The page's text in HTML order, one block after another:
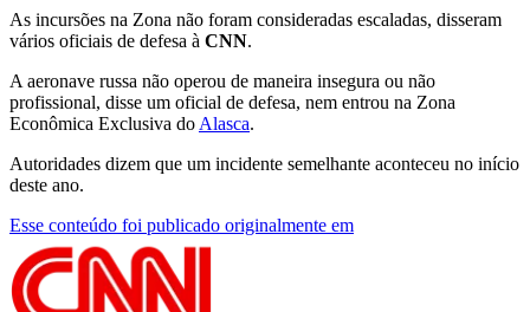
As incursões na Zona não foram consideradas escaladas, disseram
vários oficiais de defesa à CNN.
A aeronave russa não operou de maneira insegura ou não
profissional, disse um oficial de defesa, nem entrou na Zona
Econômica Exclusiva do Alasca.
Autoridades dizem que um incidente semelhante aconteceu no início
deste ano.
Esse conteúdo foi publicado originalmente em